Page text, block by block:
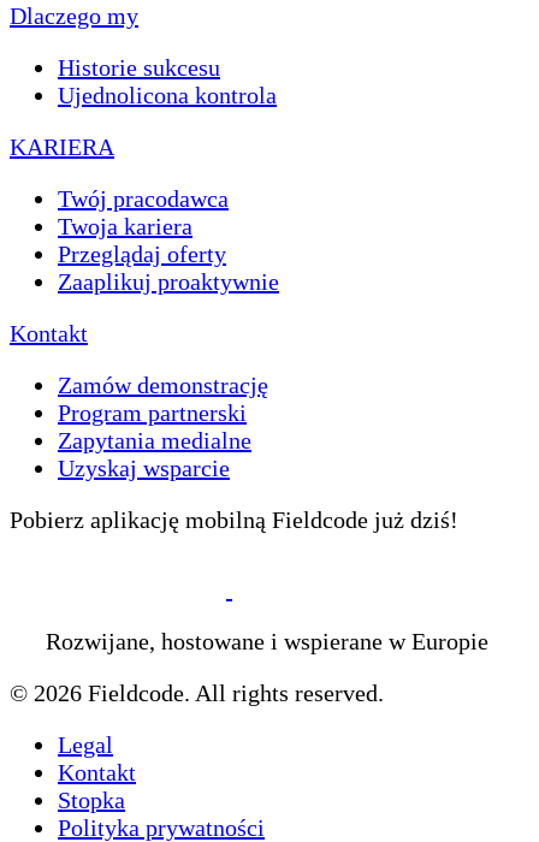
Dlaczego my
Historie sukcesu
Ujednolicona kontrola
KARIERA
Twój pracodawca
Twoja kariera
Przeglądaj oferty
Zaaplikuj proaktywnie
Kontakt
Zamów demonstrację
Program partnerski
Zapytania medialne
Uzyskaj wsparcie
Pobierz aplikację mobilną Fieldcode już dziś!
Rozwijane, hostowane i wspierane w Europie
© 2026 Fieldcode. All rights reserved.
Legal
Kontakt
Stopka
Polityka prywatności